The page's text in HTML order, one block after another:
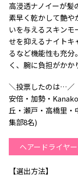
高浸透ナノイーが髪
素早く乾かして艶
いを与えるスキン
せを抑えるナイトキ
るなど機能性も充分
く、腕に負担がかか
＼投票したのは…／
安倍・加勢・
丘・瀬戸・高橋里・
集部8名)
ヘアードライヤ
【選出方法】